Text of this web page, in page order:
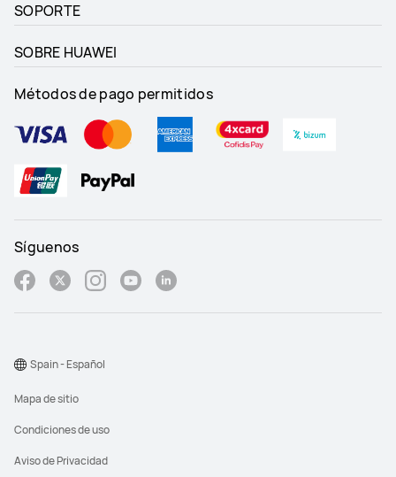
SOPORTE
SOBRE HUAWEI
Métodos de pago permitidos
Síguenos
Mapa de sitio
Condiciones de uso
Aviso de Privacidad
Spain - Español